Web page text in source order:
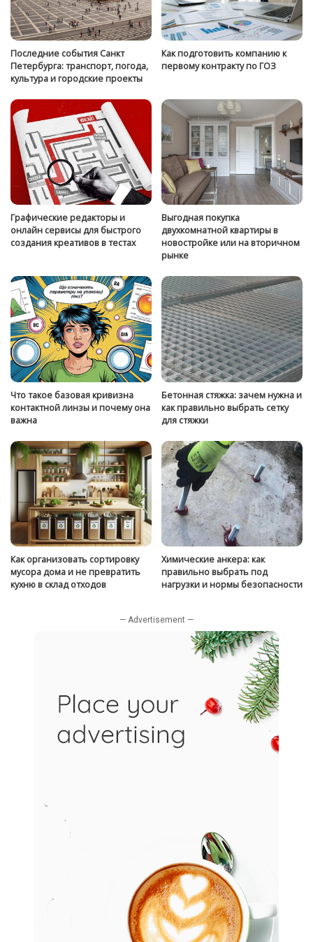
Последние события Санкт
Петербурга: транспорт, погода,
культура и городские проекты
Как подготовить компанию к
первому контракту по ГОЗ
Графические редакторы и
онлайн сервисы для быстрого
создания креативов в тестах
Выгодная покупка
двухкомнатной квартиры в
новостройке или на вторичном
рынке
Что такое базовая кривизна
контактной линзы и почему она
важна
Бетонная стяжка: зачем нужна и
как правильно выбрать сетку
для стяжки
Как организовать сортировку
мусора дома и не превратить
кухню в склад отходов
Химические анкера: как
правильно выбрать под
нагрузки и нормы безопасности
— Advertisement —